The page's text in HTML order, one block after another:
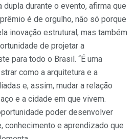
dupla durante o evento, afirma que
é de orgulho, não só porque
inovação estrutural, mas também
de projetar a
para todo o Brasil. “É uma
como a arquitetura e a
e, assim, mudar a relação
e a cidade em que vivem.
poder desenvolver
conhecimento e aprendizado que